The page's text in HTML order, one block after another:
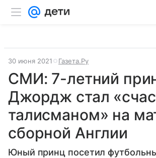
30 июня 2021 Газета.Ру
СМИ: 7-летний
Джордж стал
талисманом» на
сборной Англии
Юный принц посетил